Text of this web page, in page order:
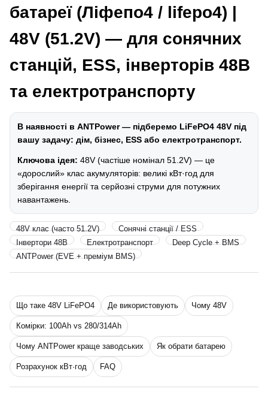
батареї (Ліфепо4 / lifepo4) |
48V (51.2V) — для сонячних
станцій, ESS, інверторів 48В
та електротранспорту
В наявності в ANTPower — підберемо LiFePO4 48V під
вашу задачу: дім, бізнес, ESS або електротранспорт.
Ключова ідея: 48V (частіше номінал 51.2V) — це
«дорослий» клас акумуляторів: великі кВт·год для
зберігання енергії та серйозні струми для потужних
навантажень.
48V клас (часто 51.2V)
Сонячні станції / ESS
Інвертори 48В
Електротранспорт
Deep Cycle + BMS
ANTPower (EVE + преміум BMS)
Що таке 48V LiFePO4 Де використовують Чому 48V
Комірки: 100Ah vs 280/314Ah
Чому ANTPower краще заводських Як обрати батарею
Розрахунок кВт·год FAQ